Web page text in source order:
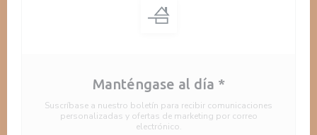
Manténgase al día *
Suscríbase a nuestro boletín para recibir comunicaciones
personalizadas y ofertas de marketing por correo
electrónico.